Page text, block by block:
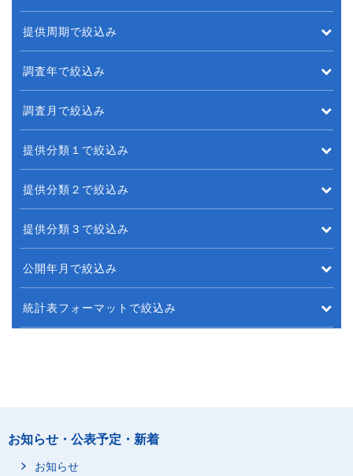
提供周期で絞込み
調査年で絞込み
調査月で絞込み
提供分類１で絞込み
提供分類２で絞込み
提供分類３で絞込み
公開年月で絞込み
統計表フォーマットで絞込み
お知らせ・公表予定・新着
お知らせ